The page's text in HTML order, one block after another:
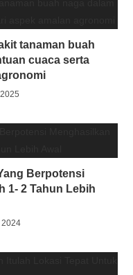
tanaman buah
cuaca serta
Berpotensi
1- 2 Tahun Lebih